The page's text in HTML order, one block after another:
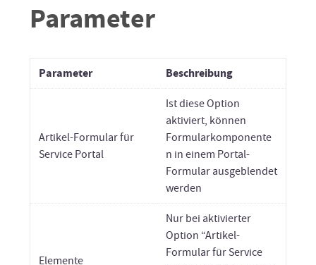
Parameter
Parameter Beschreibung
Artikel-Formular für
Service Portal
Ist diese Option
aktiviert, können
Formularkomponente
n in einem Portal-
Formular ausgeblendet
werden
Elemente
Nur bei aktivierter
Option “Artikel-
Formular für Service